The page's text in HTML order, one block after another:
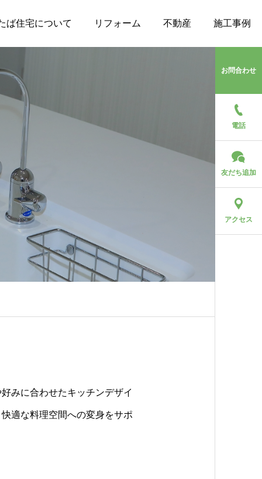
ば住宅について リフォーム 不動産 施工事例
お問合わせ
電話
友だち追加
アクセス
みに合わせたキッチンデザイ
適な料理空間への変身をサポ